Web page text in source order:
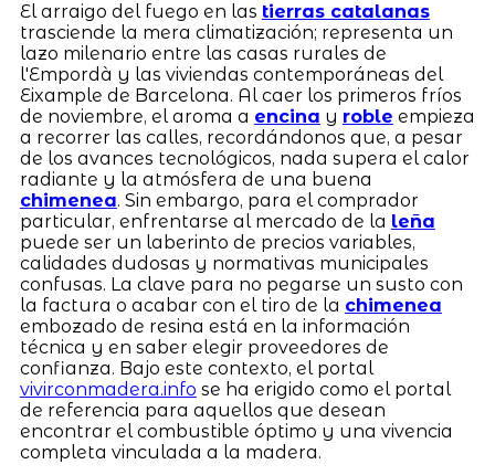
El arraigo del fuego en las tierras catalanas
trasciende la mera climatización; representa un
lazo milenario entre las casas rurales de
l'Empordà y las viviendas contemporáneas del
Eixample de Barcelona. Al caer los primeros fríos
de noviembre, el aroma a encina y roble empieza
a recorrer las calles, recordándonos que, a pesar
de los avances tecnológicos, nada supera el calor
radiante y la atmósfera de una buena
chimenea. Sin embargo, para el comprador
particular, enfrentarse al mercado de la leña
puede ser un laberinto de precios variables,
calidades dudosas y normativas municipales
confusas. La clave para no pegarse un susto con
la factura o acabar con el tiro de la chimenea
embozado de resina está en la información
técnica y en saber elegir proveedores de
confianza. Bajo este contexto, el portal
vivirconmadera.info se ha erigido como el portal
de referencia para aquellos que desean
encontrar el combustible óptimo y una vivencia
completa vinculada a la madera.